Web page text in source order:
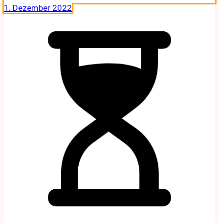
1. Dezember 2022